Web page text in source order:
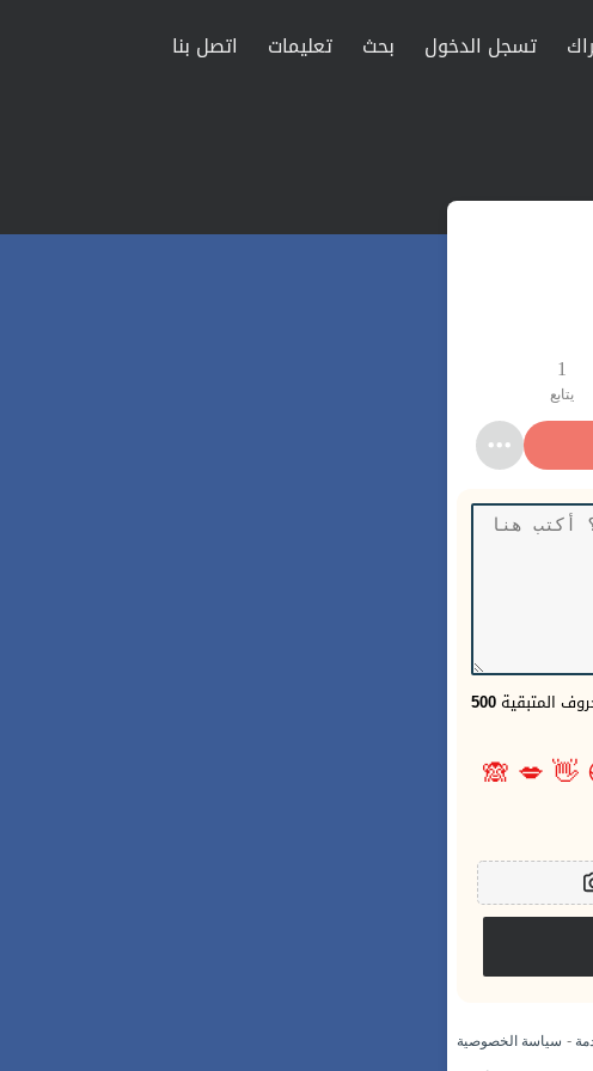
تسجل الدخول بحث تعليمات
اتصل بنا
1
يتابع
500 المتبقية
👋
💋
🙈
- سياسة الخصوصية